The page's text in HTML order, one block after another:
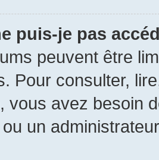
puis-je pas
peuvent être
Pour consulter,
vous avez besoin
un